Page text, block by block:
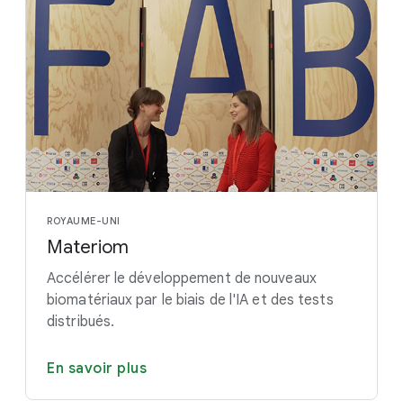
ROYAUME-UNI
Materiom
Accélérer le développement de nouveaux
biomatériaux par le biais de l'IA et des tests
distribués.
En savoir plus